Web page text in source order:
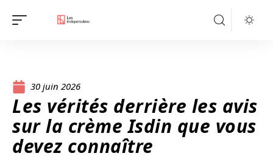
30 juin 2026
Les vérités derrière les avis
sur la crème Isdin que vous
devez connaître